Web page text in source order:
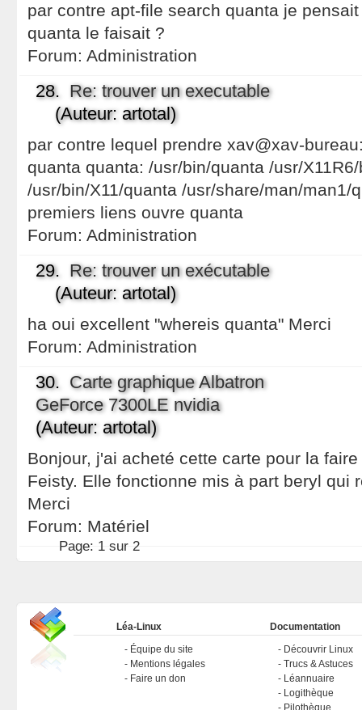
par contre apt-file search quanta je
quanta le faisait ?
Forum: Administration
28. Re: trouver un executable
(Auteur: artotal)
par contre lequel prendre xav@xav-
quanta quanta: /usr/bin/quanta /usr/
/usr/bin/X11/quanta /usr/share/man/man1/
premiers liens ouvre quanta
Forum: Administration
29. Re: trouver un exécutable
(Auteur: artotal)
ha oui excellent "whereis quanta" Merci
Forum: Administration
30. Carte graphique Albatron
GeForce 7300LE nvidia
(Auteur: artotal)
Bonjour, j'ai acheté cette carte pour la
Feisty. Elle fonctionne mis à part beryl qui
Merci
Forum: Matériel
Page: 1 sur 2
Léa-Linux
Équipe du site
Mentions légales
Faire un don
Documentation
Découvrir Linux
Trucs & Astuces
Léannuaire
Logithèque
Pilothèque